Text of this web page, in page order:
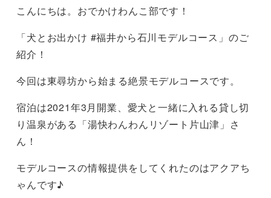
こんにちは。おでかけわんこ部です！
「犬とお出かけ #福井から石川モデルコース」のご
紹介！
今回は東尋坊から始まる絶景モデルコースです。
宿泊は2021年3月開業、愛犬と一緒に入れる貸し切
り温泉がある「湯快わんわんリゾート片山津」さ
ん！
モデルコースの情報提供をしてくれたのはアクアち
ゃんです♪